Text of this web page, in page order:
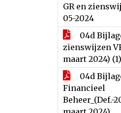
GR en
05-2024
04d
zienswijzen
maart 2024) (1)
04d
Financieel
Beheer_(Def.-